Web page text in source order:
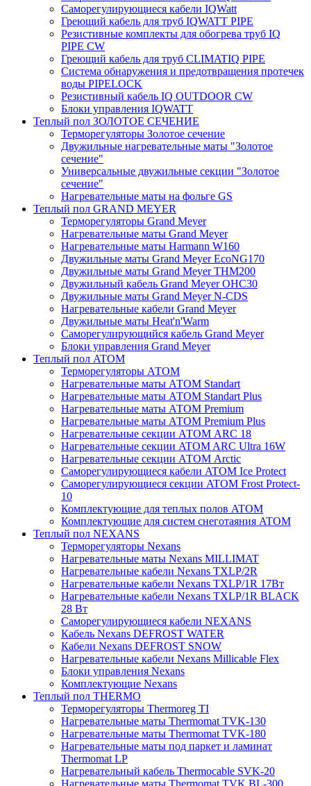
Саморегулирующиеся кабели IQWatt
Греющий кабель для труб IQWATT PIPE
Резистивные комплекты для обогрева труб IQ
PIPE CW
Греющий кабель для труб CLIMATIQ PIPE
Система обнаружения и предотвращения протечек
воды PIPELOCK
Резистивный кабель IQ OUTDOOR CW
Блоки управления IQWATT
Теплый пол ЗОЛОТОЕ СЕЧЕНИЕ
Терморегуляторы Золотое сечение
Двужильные нагревательные маты "Золотое
сечение"
Универсальные двужильные секции "Золотое
сечение"
Нагревательные маты на фольге GS
Теплый пол GRAND MEYER
Терморегуляторы Grand Meyer
Нагревательные маты Grand Meyer
Нагревательные маты Harmann W160
Двужильные маты Grand Meyer EcoNG170
Двужильные маты Grand Meyer THM200
Двужильный кабель Grand Meyer OHC30
Двужильные маты Grand Meyer N-CDS
Нагревательные кабели Grand Meyer
Двужильные маты Heat'n'Warm
Саморегулирующийся кабель Grand Meyer
Блоки управления Grand Meyer
Теплый пол ATOM
Терморегуляторы АТОМ
Нагревательные маты АТОМ Standart
Нагревательные маты АТОМ Standart Plus
Нагревательные маты АТОМ Premium
Нагревательные маты АТОМ Premium Plus
Нагревательные секции АТОМ ARC 18
Нагревательные секции ATOM ARC Ultra 16W
Нагревательные секции АТОМ Arctic
Саморегулирующиеся кабели ATOM Ice Protect
Саморегулирующиеся секции ATOM Frost Protect-
10
Комплектующие для теплых полов ATOM
Комплектующие для систем снеготаяния ATOM
Теплый пол NEXANS
Терморегуляторы Nexans
Нагревательные маты Nexans MILLIMAT
Нагревательные кабели Nexans TXLP/2R
Нагревательные кабели Nexans TXLP/1R 17Вт
Нагревательные кабели Nexans TXLP/1R BLACK
28 Вт
Саморегулирующиеся кабели NEXANS
Кабель Nexans DEFROST WATER
Кабели Nexans DEFROST SNOW
Нагревательные кабели Nexans Millicable Flex
Блоки управления Nexans
Комплектующие Nexans
Теплый пол THERMO
Терморегуляторы Thermoreg TI
Нагревательные маты Thermomat TVK-130
Нагревательные маты Thermomat TVK-180
Нагревательные маты под паркет и ламинат
Thermomat LP
Нагревательный кабель Thermocable SVK-20
Нагревательные маты Thermomat TVK BL-300